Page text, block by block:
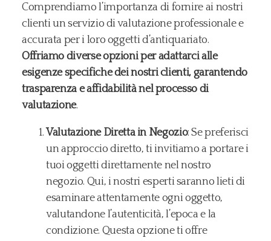
Comprendiamo l’importanza di fornire ai nostri
clienti un servizio di valutazione professionale e
accurata per i loro oggetti d’antiquariato.
Offriamo diverse opzioni per adattarci alle
esigenze specifiche dei nostri clienti, garantendo
trasparenza e affidabilità nel processo di
valutazione.
Valutazione Diretta in Negozio: Se preferisci
un approccio diretto, ti invitiamo a portare i
tuoi oggetti direttamente nel nostro
negozio. Qui, i nostri esperti saranno lieti di
esaminare attentamente ogni oggetto,
valutandone l’autenticità, l’epoca e la
condizione. Questa opzione ti offre